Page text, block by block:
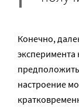
Конечно,
настроение